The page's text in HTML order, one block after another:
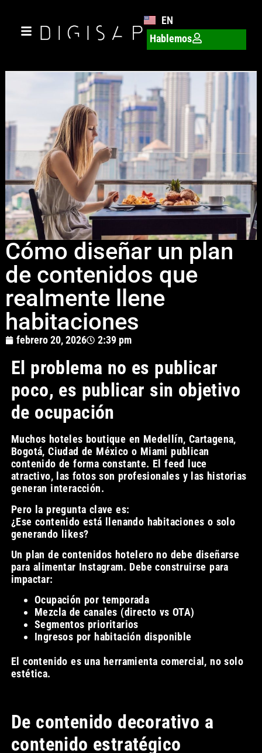
EN
Hablemos
Cómo diseñar un plan
de contenidos que
realmente llene
habitaciones
febrero 20, 2026 2:39 pm
El problema no es publicar
poco, es publicar sin objetivo
de ocupación
Muchos hoteles boutique en Medellín, Cartagena,
Bogotá, Ciudad de México o Miami publican
contenido de forma constante. El feed luce
atractivo, las fotos son profesionales y las historias
generan interacción.
Pero la pregunta clave es:
¿Ese contenido está llenando habitaciones o solo
generando likes?
Un plan de contenidos hotelero no debe diseñarse
para alimentar Instagram. Debe construirse para
impactar:
Ocupación por temporada
Mezcla de canales (directo vs OTA)
Segmentos prioritarios
Ingresos por habitación disponible
El contenido es una herramienta comercial, no solo
estética.
De contenido decorativo a
contenido estratégico